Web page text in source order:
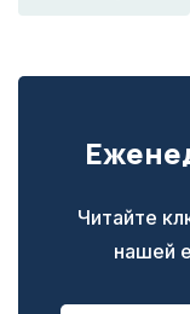
Читайте
нашей